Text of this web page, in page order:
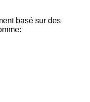
basé sur des